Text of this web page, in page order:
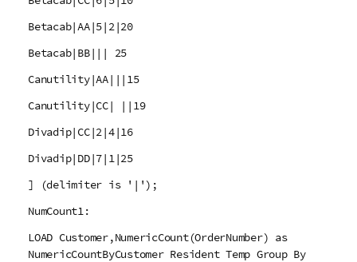
Betacab|AA|5|2|20
Betacab|BB||| 25
Canutility|AA|||15
Canutility|CC| ||19
Divadip|CC|2|4|16
Divadip|DD|7|1|25
] (delimiter is '|');
NumCount1:
LOAD Customer,NumericCount(OrderNumber) as
NumericCountByCustomer Resident Temp Group By